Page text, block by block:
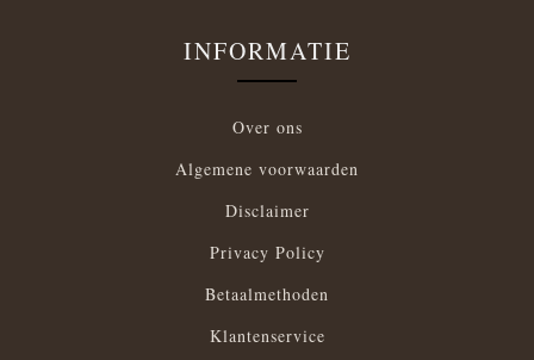
INFORMATIE
Over ons
Algemene voorwaarden
Disclaimer
Privacy Policy
Betaalmethoden
Klantenservice